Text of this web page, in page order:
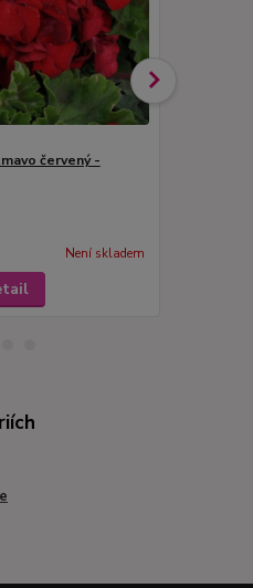
červený -
Není skladem